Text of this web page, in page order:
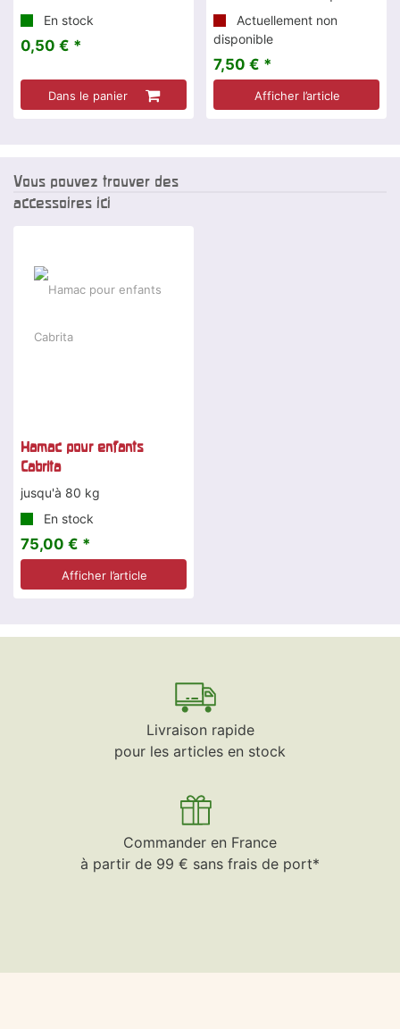
En stock
0,50 € *
Dans le panier
Actuellement non
disponible
7,50 € *
Afficher l’article
Vous pouvez trouver des
accessoires ici
Hamac pour enfants
Cabrita
jusqu'à 80 kg
En stock
75,00 € *
Afficher l’article
Livraison rapide
pour les articles en stock
Commander en France
à partir de 99 € sans frais de port*